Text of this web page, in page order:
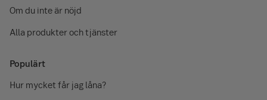
Om du inte är nöjd
Alla produkter och tjänster
Populärt
Hur mycket får jag låna?